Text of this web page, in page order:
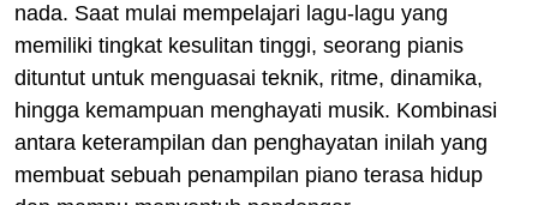
nada. Saat mulai mempelajari lagu-lagu yang
memiliki tingkat kesulitan tinggi, seorang pianis
dituntut untuk menguasai teknik, ritme, dinamika,
hingga kemampuan menghayati musik. Kombinasi
antara keterampilan dan penghayatan inilah yang
membuat sebuah penampilan piano terasa hidup